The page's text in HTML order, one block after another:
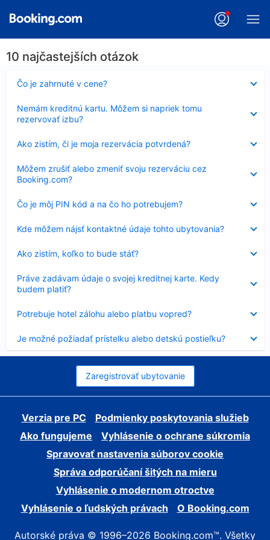
10 najčastejších otázok
Čo je zahrnuté v cene?
Nezobrazuje
sa
Nemám kreditnú kartu. Môžem si napriek tomu
rezervovať izbu?
sa
Ako zistím, či je moja rezervácia potvrdená?
sa
Môžem zrušiť alebo zmeniť svoju rezerváciu cez
Booking.com?
sa
Čo je môj PIN kód a na čo ho potrebujem?
Nezobrazuje
sa
Kde môžem nájsť kontaktné údaje tohto ubytovania?
sa
Ako zistím, koľko to bude stáť?
sa
Práve zadávam údaje o svojej kreditnej karte. Kedy
budem platiť?
sa
Potrebuje hotel zálohu alebo platbu vopred?
sa
Je možné požiadať prístelku alebo detskú postieľku?
sa
Zaregistrovať ubytovanie
Verzia pre PC
Podmienky poskytovania služieb
Ako fungujeme
Vyhlásenie o ochrane súkromia
Spravovať nastavenia súborov cookie
Správa odporúčaní šitých na mieru
Vyhlásenie o modernom otroctve
Vyhlásenie o ľudských právach
O Booking.com
Autorské práva © 1996–2026 Booking.com™. Všetky